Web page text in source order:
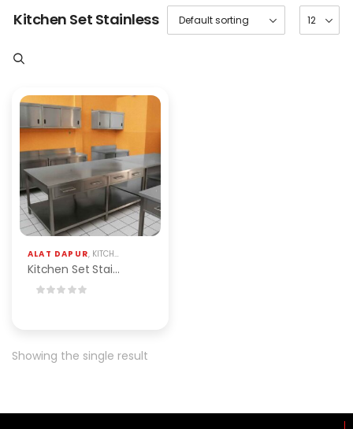
Kitchen Set Stainless
ALAT DAPUR, KITCHEN SET
Kitchen Set Stainless Steel Custom | PT. Bumi Mataritama Jakarta
Showing the single result